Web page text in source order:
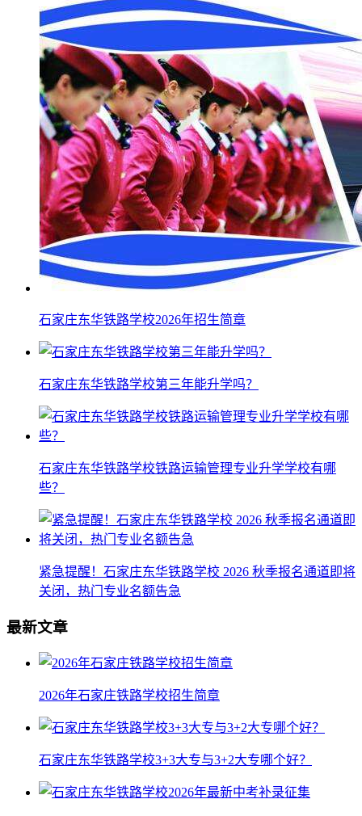
石家庄东华铁路学校2026年招生简章
石家庄东华铁路学校第三年能升学吗？
石家庄东华铁路学校铁路运输管理专业升学学校有哪
些？
紧急提醒！石家庄东华铁路学校 2026 秋季报名通道即将
关闭，热门专业名额告急
最新文章
2026年石家庄铁路学校招生简章
石家庄东华铁路学校3+3大专与3+2大专哪个好？